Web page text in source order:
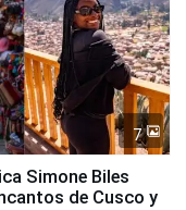
7
Simone Biles
de Cusco y